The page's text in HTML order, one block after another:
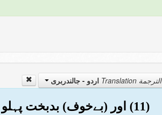
الترجمة Translation اردو - جالندربرى
(11) اور (بےخوف) بدبخت پہلو تہی کرے گا